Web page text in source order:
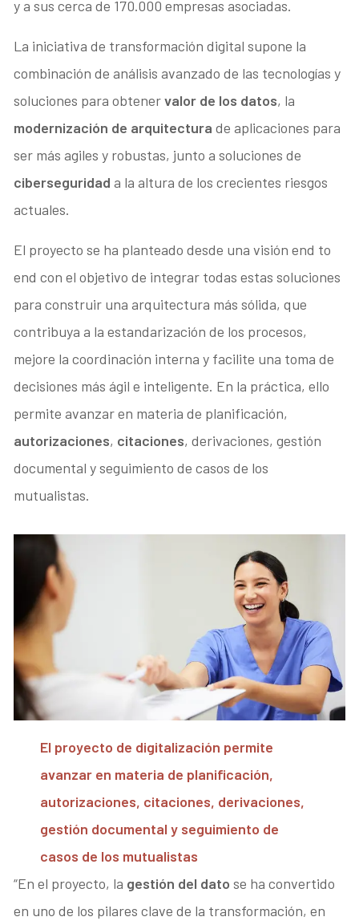
y a sus cerca de 170.000 empresas asociadas.
La iniciativa de transformación digital supone la
combinación de análisis avanzado de las tecnologías y
soluciones para obtenervalor de los datos, la
modernización de arquitectura de aplicaciones para
ser más agiles y robustas, junto a soluciones de
ciberseguridada la altura de los crecientes riesgos
actuales.
El proyecto se ha planteado desde una visión end to
end con el objetivo de integrar todas estas soluciones
para construir una arquitectura más sólida, que
contribuya a la estandarización de los procesos,
mejore la coordinación interna y facilite una toma de
decisiones más ágil e inteligente. En la práctica, ello
permite avanzar en materia de planificación,
autorizaciones, citaciones, derivaciones, gestión
documental y seguimiento de casos de los
mutualistas.
El proyecto de digitalización permite
avanzar en materia de planificación,
autorizaciones, citaciones, derivaciones,
gestión documental y seguimiento de
casos de los mutualistas
“En el proyecto, la gestión del dato se ha convertido
en uno de los pilares clave de la transformación, en